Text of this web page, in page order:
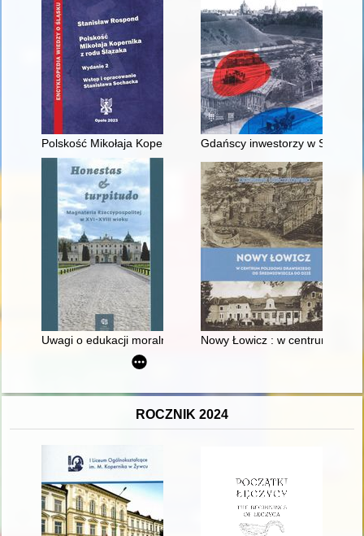
Polskość Mikołaja Kopernika z rodu Ślązaka
Gdańscy inwestorzy w
Uwagi o edukacji moralnej synów szlacheckich w XVI-
Nowy Łowicz : w centrum
ROCZNIK 2024